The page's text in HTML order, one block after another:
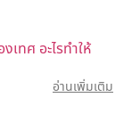
ทศ อะไรทำให้
อ่านเพิ่มเติม